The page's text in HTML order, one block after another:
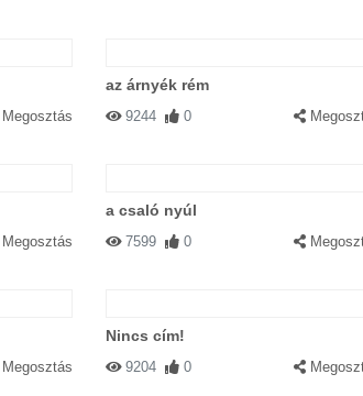
Megosztás
az árnyék rém
9244 0
Megosztás
a csaló nyúl
7599 0
Megosztás
Nincs cím!
9204 0